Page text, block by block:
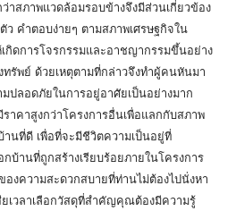
าสภาพแวดล้อมรอบข้างจึงมีส่วนเกี่ยวข้อง
คำตอบง่ายๆ ตามสภาพเศรษฐกิจใน
กิดการโจรกรรมและอาชญากรรมขึ้นอย่าง
รัพย์ ด้วยเหตุตามที่กล่าวจึงทำผู้คนหันมา
ปลอดภัยในการอยู่อาศัยเป็นอย่างมาก
าคาสูงกว่าโครงการอื่นเพื่อแลกกับสภาพ
นที่ดี เพื่อที่จะมีชีวิตความเป็นอยู่ที่
บ้านที่ถูกสร้างเรียบร้อยภายในโครงการ
งความสะดวกสบายที่ท่านไม่ต้องไปนั่งหา
ยเวลาเลือกวัสดุที่สำคัญคุณต้องมีความรู้